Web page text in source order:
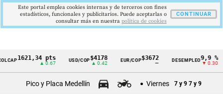
Cintillo
1621,34 pts USD/COP$4178
▲ 0.42
EUR/COP$3672
—
DESEMPLEO9,9 %
▼ 0.30
Pico y Placa Medellín Viernes 7 y 9 7 y 9
Este portal emplea cookies internas y de terceros con fines
estadísticos, funcionales y publicitarios. Puede aceptarlas o
consultar más en nuestra politica de cookies
CONTINUAR